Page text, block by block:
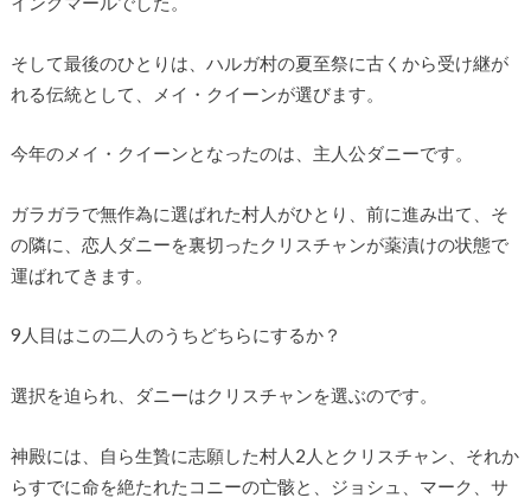
そして最後のひとりは、ハルガ村の夏至祭に古くから受け継が
れる伝統として、メイ・クイーンが選びます。
今年のメイ・クイーンとなったのは、主人公ダニーです。
ガラガラで無作為に選ばれた村人がひとり、前に進み出て、そ
の隣に、恋人ダニーを裏切ったクリスチャンが薬漬けの状態で
運ばれてきます。
9人目はこの二人のうちどちらにするか？
選択を迫られ、ダニーはクリスチャンを選ぶのです。
神殿には、自ら生贄に志願した村人2人とクリスチャン、それか
らすでに命を絶たれたコニーの亡骸と、ジョシュ、マーク、サ